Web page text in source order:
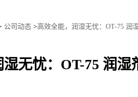
公司动态 >高效全能，润湿无忧：OT-75
湿无忧：OT-75 润